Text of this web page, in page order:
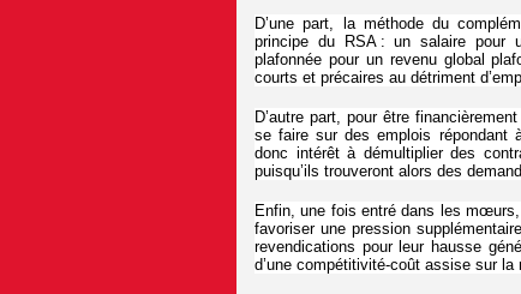
D’une part, la méthode du
principe du RSA : un salaire pour
plafonnée pour un revenu global
courts et précaires au détriment
D’autre part, pour être
se faire sur des emplois répondant
donc intérêt à démultiplier des
puisqu’ils trouveront alors des
Enfin, une fois entré dans les
favoriser une pression
revendications pour leur hausse
d’une compétitivité-coût assise sur